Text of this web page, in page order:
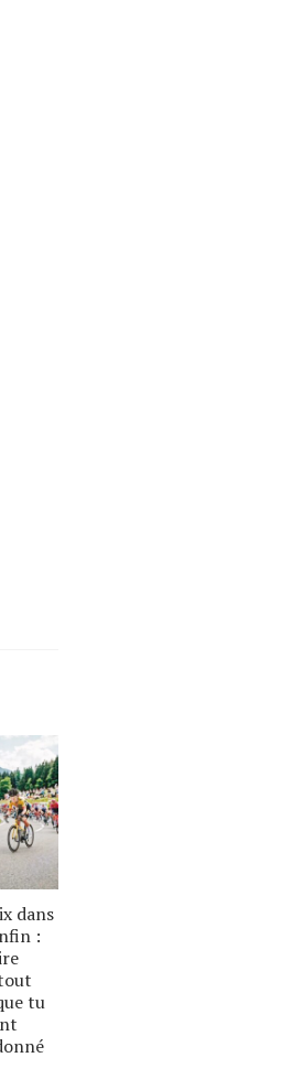
dans
:
tu